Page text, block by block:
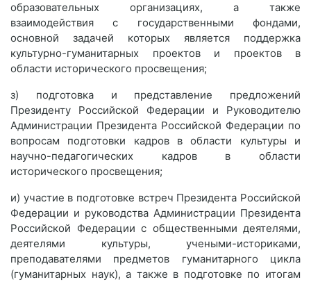
образовательных организациях, а также
взаимодействия с государственными фондами,
основной задачей которых является поддержка
культурно-гуманитарных проектов и проектов в
области исторического просвещения;
з) подготовка и представление предложений
Президенту Российской Федерации и Руководителю
Администрации Президента Российской Федерации по
вопросам подготовки кадров в области культуры и
научно-педагогических кадров в области
исторического просвещения;
и) участие в подготовке встреч Президента Российской
Федерации и руководства Администрации Президента
Российской Федерации с общественными деятелями,
деятелями культуры, учеными-историками,
преподавателями предметов гуманитарного цикла
(гуманитарных наук), а также в подготовке по итогам